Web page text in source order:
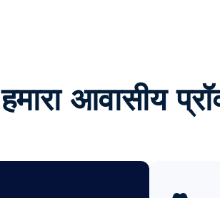
हमारा आवासीय